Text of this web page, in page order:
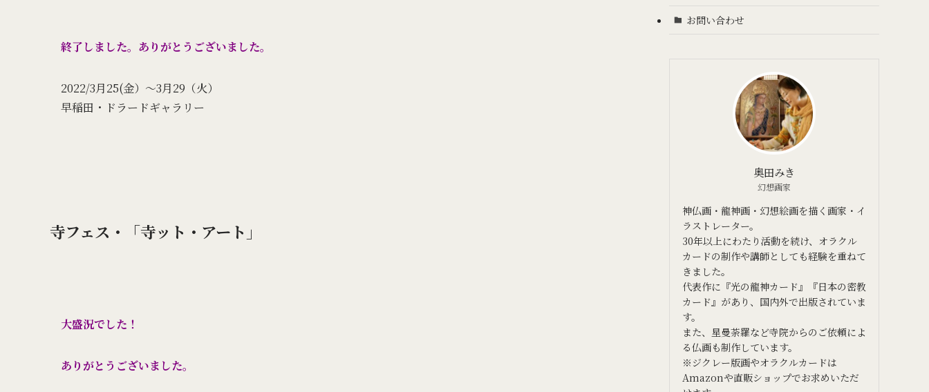
終了しました。ありがとうございました。
2022/3月25(金）～3月29（火）
早稲田・ドラードギャラリー
寺フェス・「寺ット・アート」
大盛況でした！
ありがとうございました。
お問い合わせ
奥田みき
幻想画家
神仏画・龍神画・幻想絵画を描く画家・イ
ラストレーター。
30年以上にわたり活動を続け、オラクル
カードの制作や講師としても経験を重ねて
きました。
代表作に『光の龍神カード』『日本の密教
カード』があり、国内外で出版されていま
す。
また、星曼荼羅など寺院からのご依頼によ
る仏画も制作しています。
※ジクレー版画やオラクルカードは
Amazonや直販ショップでお求めいただ